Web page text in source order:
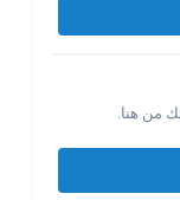
من هنا.